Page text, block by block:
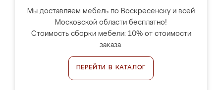
Мы доставляем мебель по Воскресенску и всей
Московской области бесплатно!
Стоимость сборки мебели: 10% от стоимости
заказа.
ПЕРЕЙТИ В КАТАЛОГ